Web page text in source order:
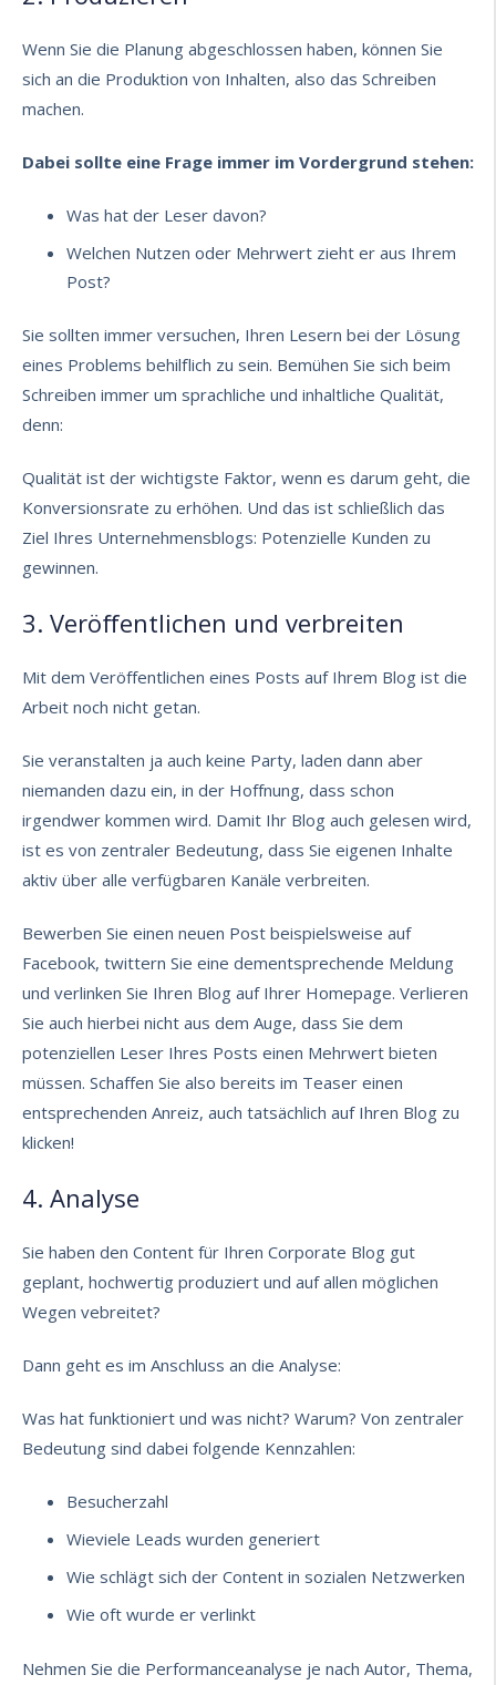
Wenn Sie die Planung abgeschlossen haben, können Sie
sich an die Produktion von Inhalten, also das Schreiben
machen.
Dabei sollte eine Frage immer im Vordergrund stehen:
Was hat der Leser davon?
Welchen Nutzen oder Mehrwert zieht er aus Ihrem
Post?
Sie sollten immer versuchen, Ihren Lesern bei der Lösung
eines Problems behilflich zu sein. Bemühen Sie sich beim
Schreiben immer um sprachliche und inhaltliche Qualität,
denn:
Qualität ist der wichtigste Faktor, wenn es darum geht, die
Konversionsrate zu erhöhen. Und das ist schließlich das
Ziel Ihres Unternehmensblogs: Potenzielle Kunden zu
gewinnen.
3. Veröffentlichen und verbreiten
Mit dem Veröffentlichen eines Posts auf Ihrem Blog ist die
Arbeit noch nicht getan.
Sie veranstalten ja auch keine Party, laden dann aber
niemanden dazu ein, in der Hoffnung, dass schon
irgendwer kommen wird. Damit Ihr Blog auch gelesen wird,
ist es von zentraler Bedeutung, dass Sie eigenen Inhalte
aktiv über alle verfügbaren Kanäle verbreiten.
Bewerben Sie einen neuen Post beispielsweise auf
Facebook, twittern Sie eine dementsprechende Meldung
und verlinken Sie Ihren Blog auf Ihrer Homepage. Verlieren
Sie auch hierbei nicht aus dem Auge, dass Sie dem
potenziellen Leser Ihres Posts einen Mehrwert bieten
müssen. Schaffen Sie also bereits im Teaser einen
entsprechenden Anreiz, auch tatsächlich auf Ihren Blog zu
klicken!
4. Analyse
Sie haben den Content für Ihren Corporate Blog gut
geplant, hochwertig produziert und auf allen möglichen
Wegen vebreitet?
Dann geht es im Anschluss an die Analyse:
Was hat funktioniert und was nicht? Warum? Von zentraler
Bedeutung sind dabei folgende Kennzahlen:
Besucherzahl
Wieviele Leads wurden generiert
Wie schlägt sich der Content in sozialen Netzwerken
Wie oft wurde er verlinkt
Nehmen Sie die Performanceanalyse je nach Autor, Thema,